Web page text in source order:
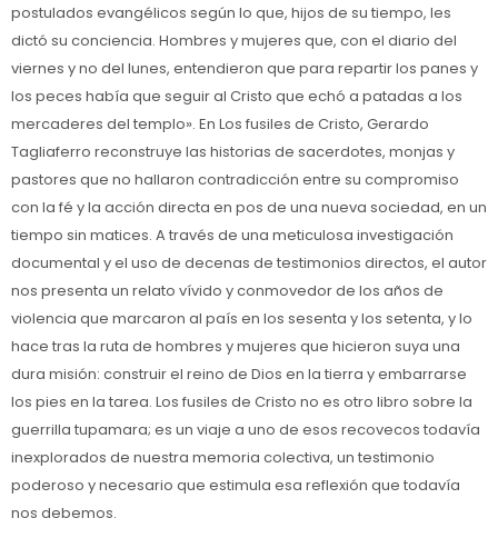
postulados evangélicos según lo que, hijos de su tiempo, les
dictó su conciencia. Hombres y mujeres que, con el diario del
viernes y no del lunes, entendieron que para repartir los panes y
los peces había que seguir al Cristo que echó a patadas a los
mercaderes del templo». En Los fusiles de Cristo, Gerardo
Tagliaferro reconstruye las historias de sacerdotes, monjas y
pastores que no hallaron contradicción entre su compromiso
con la fé y la acción directa en pos de una nueva sociedad, en un
tiempo sin matices. A través de una meticulosa investigación
documental y el uso de decenas de testimonios directos, el autor
nos presenta un relato vívido y conmovedor de los años de
violencia que marcaron al país en los sesenta y los setenta, y lo
hace tras la ruta de hombres y mujeres que hicieron suya una
dura misión: construir el reino de Dios en la tierra y embarrarse
los pies en la tarea. Los fusiles de Cristo no es otro libro sobre la
guerrilla tupamara; es un viaje a uno de esos recovecos todavía
inexplorados de nuestra memoria colectiva, un testimonio
poderoso y necesario que estimula esa reflexión que todavía
nos debemos.